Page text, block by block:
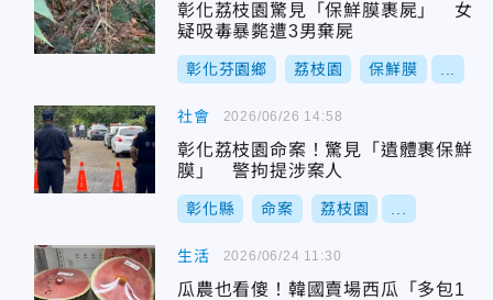
彰化荔枝園驚見「保鮮膜裹屍」 女
疑吸毒暴斃遭3男棄屍
彰化芬園鄉 荔枝園 保鮮膜
社會
彰化荔枝園命案！驚見「遺體裹保鮮
膜」 警拘提涉案人
彰化縣 命案 荔枝園
2026/06/26 14:58
生活
瓜農也看傻！韓國賣場西瓜「多包1
2026/06/24 11:30